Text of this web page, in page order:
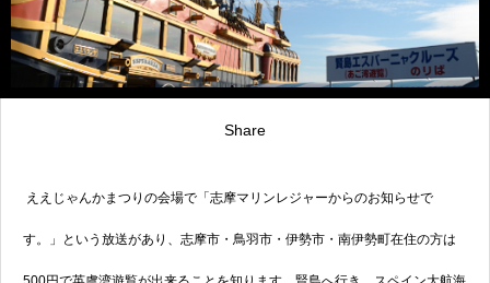
Share
ええじゃんかまつりの会場で「志摩マリンレジャーからのお知らせで
す。」という放送があり、志摩市・鳥羽市・伊勢市・南伊勢町在住の方は